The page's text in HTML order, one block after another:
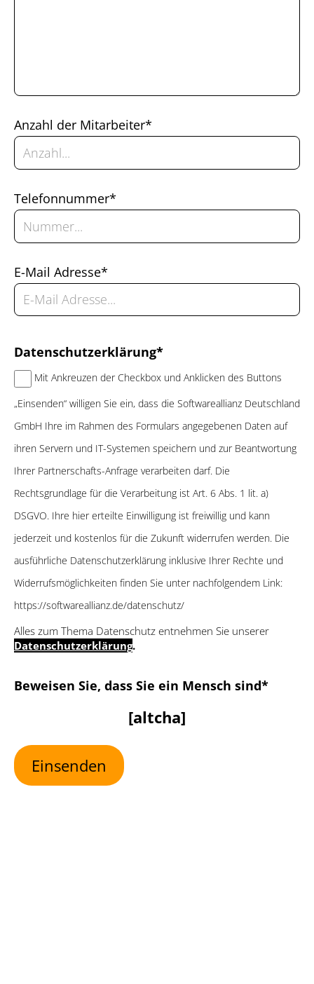
Anzahl der Mitarbeiter*
Telefonnummer*
E-Mail Adresse*
Datenschutzerklärung*
Mit Ankreuzen der Checkbox und Anklicken des Buttons
„Einsenden“ willigen Sie ein, dass die Softwareallianz Deutschland
GmbH Ihre im Rahmen des Formulars angegebenen Daten auf
ihren Servern und IT-Systemen speichern und zur Beantwortung
Ihrer Partnerschafts-Anfrage verarbeiten darf. Die
Rechtsgrundlage für die Verarbeitung ist Art. 6 Abs. 1 lit. a)
DSGVO. Ihre hier erteilte Einwilligung ist freiwillig und kann
jederzeit und kostenlos für die Zukunft widerrufen werden. Die
ausführliche Datenschutzerklärung inklusive Ihrer Rechte und
Widerrufsmöglichkeiten finden Sie unter nachfolgendem Link:
https://softwareallianz.de/datenschutz/
Alles zum Thema Datenschutz entnehmen Sie unserer
Datenschutzerklärung.
Bitte lasse dieses Feld
Beweisen Sie, dass Sie ein Mensch sind*
[altcha]